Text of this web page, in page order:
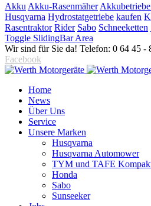
Akku Akku-Rasenmäher
Husqvarna Hydrostatgetriebe kaufen
Rasentraktor Rider Sabo Schneeketten
Toggle SlidingBar Area
Wir sind für Sie da! Telefon: 0 64 45 -
Facebook
Home
News
Über Uns
Service
Unsere Marken
Husqvarna
Husqvarna Automower
TYM und TAFE
Honda
Sabo
Sunseeker